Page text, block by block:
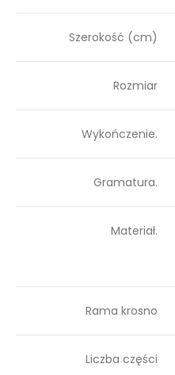
Szerokość (cm)
Rozmiar
Wykończenie.
Gramatura.
Materiał.
Rama krosno
Liczba części